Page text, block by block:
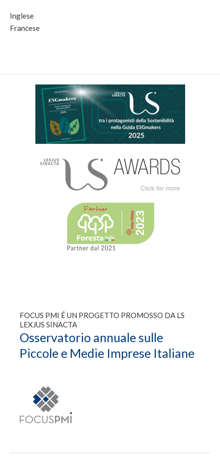
Inglese
Francese
FOCUS PMI É UN PROGETTO PROMOSSO DA LS
LEXJUS SINACTA
Osservatorio annuale sulle
Piccole e Medie Imprese Italiane